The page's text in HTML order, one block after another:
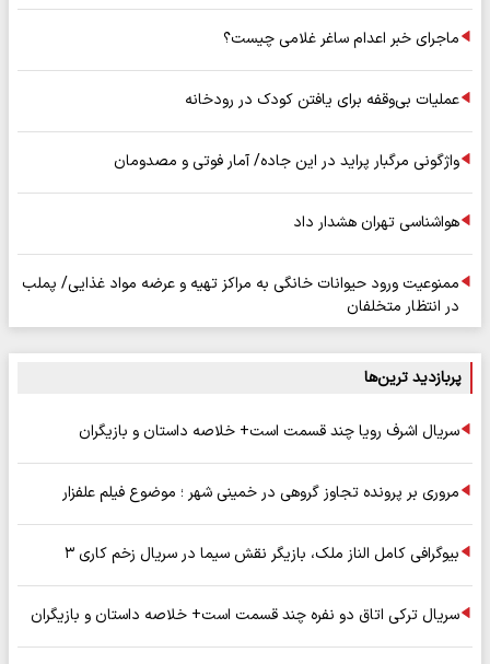
ماجرای خبر اعدام ساغر غلامی چیست؟
عملیات بی‌وقفه برای یافتن کودک در رودخانه
واژگونی مرگبار پراید در این جاده/ آمار فوتی و مصدومان
هواشناسی تهران هشدار داد
ممنوعیت ورود حیوانات خانگی به مراکز تهیه و عرضه مواد غذایی/ پملب
در انتظار متخلفان
پربازدید ترین‌ها
سریال اشرف رویا چند قسمت است+ خلاصه داستان و بازیگران
مروری بر پرونده تجاوز گروهی در خمینی شهر ؛ موضوع فیلم علفزار
بیوگرافی کامل الناز ملک، بازیگر نقش سیما در سریال زخم کاری ۳
سریال ترکی اتاق دو نفره چند قسمت است+ خلاصه داستان و بازیگران